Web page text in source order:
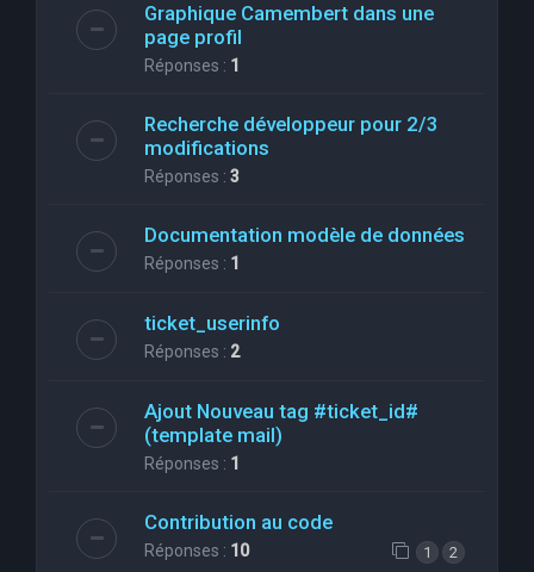
Graphique Camembert dans une
page profil
Réponses : 1
Recherche développeur pour 2/3
modifications
Réponses : 3
Documentation modèle de données
Réponses : 1
ticket_userinfo
Réponses : 2
Ajout Nouveau tag #ticket_id#
(template mail)
Réponses : 1
Contribution au code
Réponses : 10 1 2